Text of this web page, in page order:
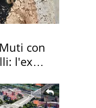
con
l'ex